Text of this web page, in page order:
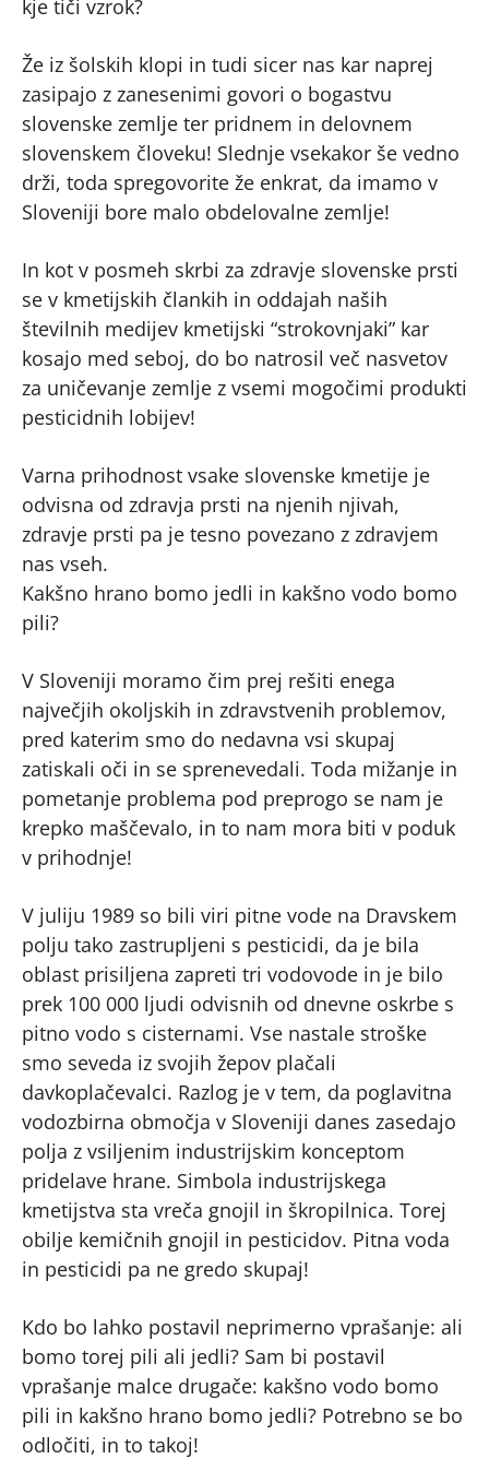
kje tiči vzrok?
Že iz šolskih klopi in tudi sicer nas kar naprej
zasipajo z zanesenimi govori o bogastvu
slovenske zemlje ter pridnem in delovnem
slovenskem človeku! Slednje vsekakor še vedno
drži, toda spregovorite že enkrat, da imamo v
Sloveniji bore malo obdelovalne zemlje!
In kot v posmeh skrbi za zdravje slovenske prsti
se v kmetijskih člankih in oddajah naših
številnih medijev kmetijski “strokovnjaki” kar
kosajo med seboj, do bo natrosil več nasvetov
za uničevanje zemlje z vsemi mogočimi produkti
pesticidnih lobijev!
Varna prihodnost vsake slovenske kmetije je
odvisna od zdravja prsti na njenih njivah,
zdravje prsti pa je tesno povezano z zdravjem
nas vseh.
Kakšno hrano bomo jedli in kakšno vodo bomo
pili?
V Sloveniji moramo čim prej rešiti enega
največjih okoljskih in zdravstvenih problemov,
pred katerim smo do nedavna vsi skupaj
zatiskali oči in se sprenevedali. Toda mižanje in
pometanje problema pod preprogo se nam je
krepko maščevalo, in to nam mora biti v poduk
v prihodnje!
V juliju 1989 so bili viri pitne vode na Dravskem
polju tako zastrupljeni s pesticidi, da je bila
oblast prisiljena zapreti tri vodovode in je bilo
prek 100 000 ljudi odvisnih od dnevne oskrbe s
pitno vodo s cisternami. Vse nastale stroške
smo seveda iz svojih žepov plačali
davkoplačevalci. Razlog je v tem, da poglavitna
vodozbirna območja v Sloveniji danes zasedajo
polja z vsiljenim industrijskim konceptom
pridelave hrane. Simbola industrijskega
kmetijstva sta vreča gnojil in škropilnica. Torej
obilje kemičnih gnojil in pesticidov. Pitna voda
in pesticidi pa ne gredo skupaj!
Kdo bo lahko postavil neprimerno vprašanje: ali
bomo torej pili ali jedli? Sam bi postavil
vprašanje malce drugače: kakšno vodo bomo
pili in kakšno hrano bomo jedli? Potrebno se bo
odločiti, in to takoj!